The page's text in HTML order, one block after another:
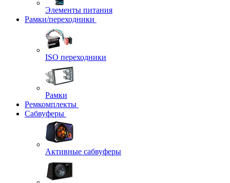
Элементы питания
Рамки/переходники
ISO переходники
Рамки
Ремкомплекты
Сабвуферы
Активные сабвуферы